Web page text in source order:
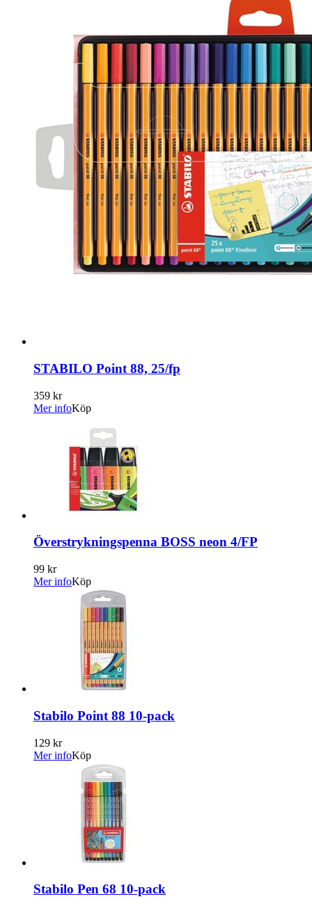
STABILO Point 88, 25/fp
359 kr
Mer infoKöp
Överstrykningspenna BOSS neon 4/FP
99 kr
Mer infoKöp
Stabilo Point 88 10-pack
129 kr
Mer infoKöp
Stabilo Pen 68 10-pack